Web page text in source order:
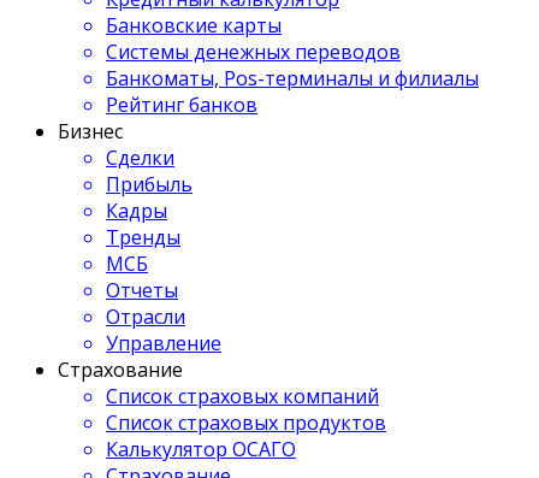
Банковские карты
Системы денежных переводов
Банкоматы, Pos-терминалы и филиалы
Рейтинг банков
Бизнес
Сделки
Прибыль
Кадры
Тренды
МСБ
Отчеты
Отрасли
Управление
Страхование
Список страховых компаний
Список страховых продуктов
Калькулятор ОСАГО